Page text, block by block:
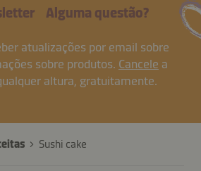
Alguma questão?
atualizações por email sobre
sobre produtos. Cancele a
altura, gratuitamente.
Sushi cake